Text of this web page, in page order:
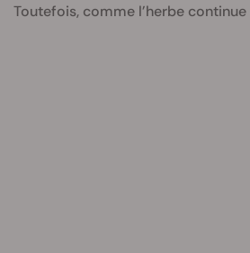
Toutefois, comme l’herbe continue